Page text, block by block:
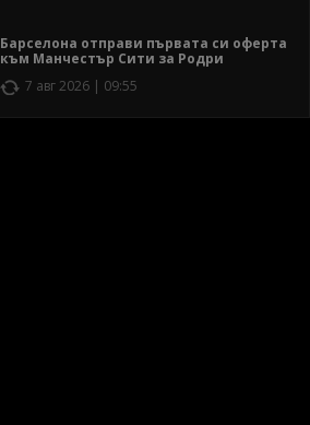
Барселона отправи първата си оферта
към Манчестър Сити за Родри
7 авг 2026 | 09:55